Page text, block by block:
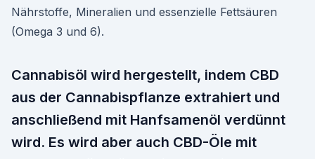
Nährstoffe, Mineralien und essenzielle Fettsäuren
(Omega 3 und 6).
Cannabisöl wird hergestellt, indem CBD
aus der Cannabispflanze extrahiert und
anschließend mit Hanfsamenöl verdünnt
wird. Es wird aber auch CBD-Öle mit